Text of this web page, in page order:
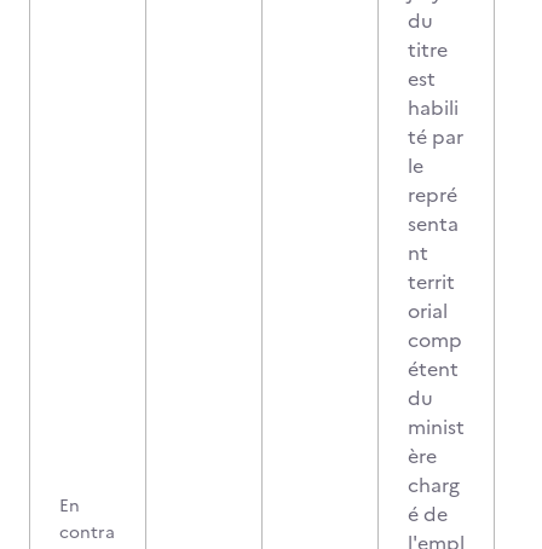
En
contra
du
titre
est
habili
té par
le
repré
senta
nt
territ
orial
comp
étent
du
minist
ère
charg
é de
l'empl